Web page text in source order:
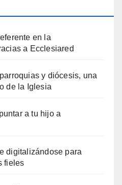
en la
a Ecclesiared
y diócesis, una
de la Iglesia
a tu hijo a
digitalizándose para
fieles